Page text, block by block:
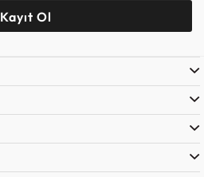
Kayıt Ol